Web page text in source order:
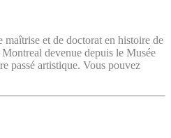
maîtrise et de doctorat en histoire de
devenue depuis le Musée
passé artistique. Vous pouvez